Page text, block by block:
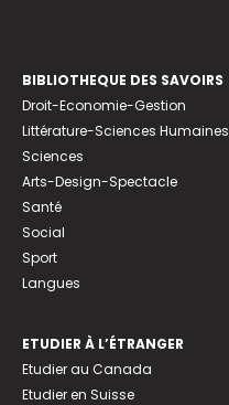
BIBLIOTHEQUE DES SAVOIRS
Droit-Economie-Gestion
Littérature-Sciences Humaines
Sciences
Arts-Design-Spectacle
Santé
Social
Sport
Langues
ETUDIER À L’ÉTRANGER
Etudier au Canada
Etudier en Suisse